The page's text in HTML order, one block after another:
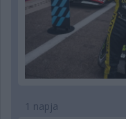
1 napja